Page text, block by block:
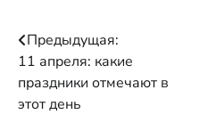
Навигация
по
записям
Предыдущая:
11 апреля: какие
праздники отмечают в
этот день